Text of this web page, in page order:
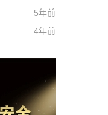
5年前
4年前